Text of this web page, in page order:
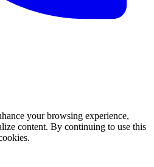
your browsing experience,
content. By continuing to use this